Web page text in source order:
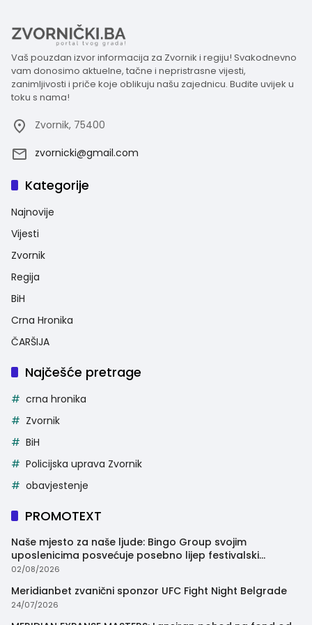
Vaš pouzdan izvor informacija za Zvornik i regiju! Svakodnevno
vam donosimo aktuelne, tačne i nepristrasne vijesti,
zanimljivosti i priče koje oblikuju našu zajednicu. Budite uvijek u
toku s nama!
Zvornik, 75400
zvornicki@gmail.com
Kategorije
Najnovije
Vijesti
Zvornik
Regija
BiH
Crna Hronika
ČARŠIJA
Najčešće pretrage
crna hronika
Zvornik
BiH
Policijska uprava Zvornik
obavjestenje
PROMOTEXT
Naše mjesto za naše ljude: Bingo Group svojim
uposlenicima posvećuje posebno lijep festivalski
trenutak
02/08/2026
Meridianbet zvanični sponzor UFC Fight Night Belgrade
24/07/2026